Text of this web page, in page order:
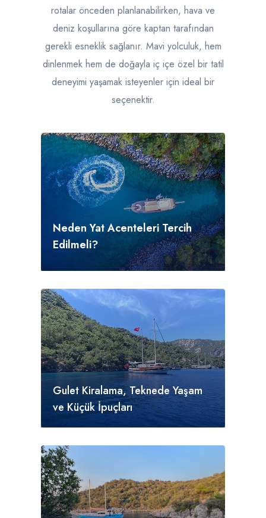
rotalar önceden planlanabilirken, hava ve
deniz koşullarına göre kaptan tarafından
gerekli esneklik sağlanır. Mavi yolculuk, hem
dinlenmek hem de doğayla iç içe özel bir tatil
deneyimi yaşamak isteyenler için ideal bir
seçenektir.
Neden Yat Acenteleri Tercih
Edilmeli?
Gulet Kiralama, Teknede Yaşam
ve Küçük İpuçları